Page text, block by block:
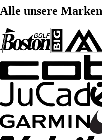
Alle unsere Marken